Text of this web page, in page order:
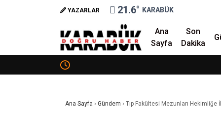
YAZARLAR 21.6° KARABÜK
Ana
Sayfa
Son
Dakika
Ana Sayfa › Gündem › Tıp Fakültesi Mezunları Hekimliğe